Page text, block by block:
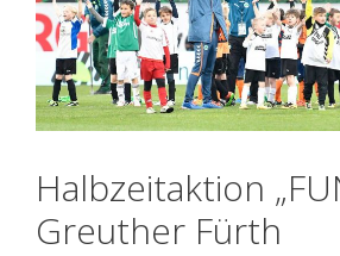
Halbzeitaktion
Greuther Fürth